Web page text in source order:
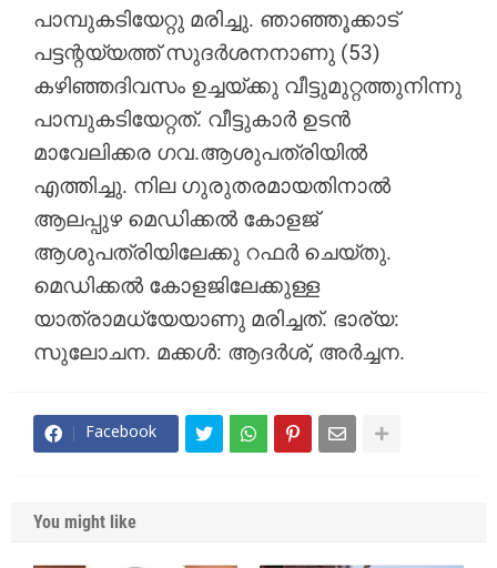
പാമ്പുകടിയേറ്റു മരിച്ചു. ഞാഞ്ഞൂക്കാട്
പട്ടന്റയ്യത്ത് സുദർശനനാണു (53)
കഴിഞ്ഞദിവസം ഉച്ചയ്ക്കു വീട്ടുമുറ്റത്തുനിന്നു
പാമ്പുകടിയേറ്റത്. വീട്ടുകാർ ഉടൻ
മാവേലിക്കര ഗവ.ആശുപത്രിയിൽ
എത്തിച്ചു. നില ഗുരുതരമായതിനാൽ
ആലപ്പുഴ മെഡിക്കൽ കോളജ്
ആശുപത്രിയിലേക്കു റഫർ ചെയ്‌തു.
മെഡിക്കൽ കോളജിലേക്കുള്ള
യാത്രാമധ്യേയാണു മരിച്ചത്. ഭാര്യ:
സുലോചന. മക്കൾ: ആദർശ്, അർച്ചന.
Facebook
You might like